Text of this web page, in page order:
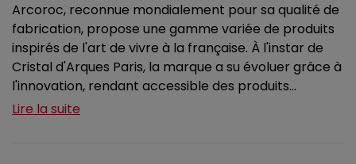
Arcoroc, reconnue mondialement pour sa qualité de
fabrication, propose une gamme variée de produits
inspirés de l'art de vivre à la française. À l'instar de
Cristal d'Arques Paris, la marque a su évoluer grâce à
l'innovation, rendant accessible des produits...
Lire la suite